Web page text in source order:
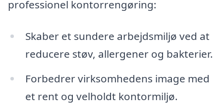
professionel kontorrengøring:
Skaber et sundere arbejdsmiljø ved at
reducere støv, allergener og bakterier.
Forbedrer virksomhedens image med
et rent og velholdt kontormiljø.